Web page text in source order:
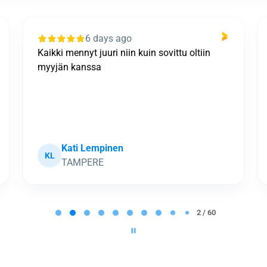
6 days ago
Kokonaisuus kiitettävä. Prosessi eteni
sovitussa aikataulussa, työtahti rivakka ja
HP
Hannu Pöysä
Joensuu
2 / 60